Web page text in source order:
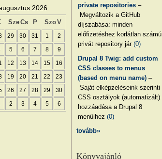
private repositories –
Megváltozik a GitHub
díjszabása: minden
előfizetéshez korlátlan számú
privát repository jár(0)
Drupal 8 Twig: add custom
CSS classes to menus
(based on menu name) –
Saját elképzeléseink szerinti
CSS osztályok (automatizált)
hozzáadása a Drupal 8
menüihez(0)
tovább»
Könyvajánló
2026
SzeCs P SzoV
29 30 31 1 2
5 6 7 8 9
12 13 14 15 16
19 20 21 22 23
26 27 28 29 30
2 3 4 5 6